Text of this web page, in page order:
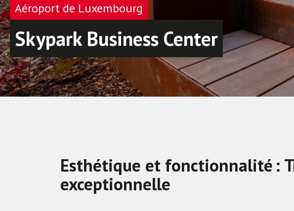
Aéroport de Luxembourg
Skypark Business Center
Esthétique et fonctionnalité :
exceptionnelle